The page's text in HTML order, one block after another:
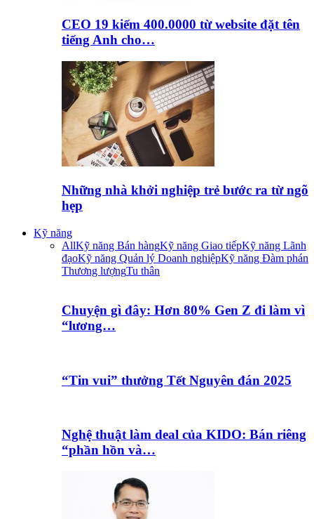
CEO 19 kiếm 400.0000 từ website đặt tên
tiếng Anh cho…
Những nhà khởi nghiệp trẻ bước ra từ ngõ
hẹp
Kỹ năng
AllKỹ năng Bán hàngKỹ năng Giao tiếpKỹ năng Lãnh
đạoKỹ năng Quản lý Doanh nghiệpKỹ năng Đàm phán
Thương lượngTu thân
Chuyện gì đây: Hơn 80% Gen Z đi làm vì
“lương…
“Tin vui” thưởng Tết Nguyên đán 2025
Nghệ thuật làm deal của KIDO: Bán riêng
“phần hồn và…